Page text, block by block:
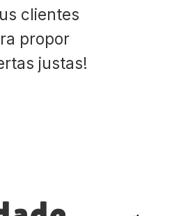
clientes
propor
justas!